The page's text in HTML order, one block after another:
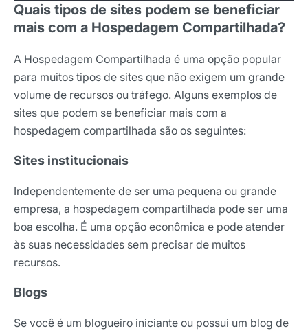
Quais tipos de sites podem se beneficiar
mais com a Hospedagem Compartilhada?
A Hospedagem Compartilhada é uma opção popular
para muitos tipos de sites que não exigem um grande
volume de recursos ou tráfego. Alguns exemplos de
sites que podem se beneficiar mais com a
hospedagem compartilhada são os seguintes:
Sites institucionais
Independentemente de ser uma pequena ou grande
empresa, a hospedagem compartilhada pode ser uma
boa escolha. É uma opção econômica e pode atender
às suas necessidades sem precisar de muitos
recursos.
Blogs
Se você é um blogueiro iniciante ou possui um blog de